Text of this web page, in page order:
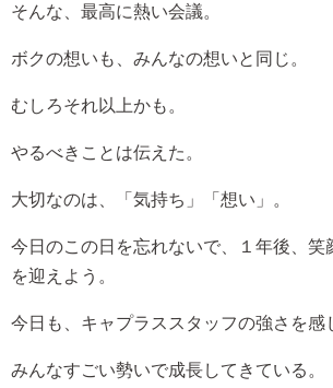
そんな、最高に熱い会議。
ボクの想いも、みんなの想いと同じ。
むしろそれ以上かも。
やるべきことは伝えた。
大切なのは、「気持ち」「想い」。
今日のこの日を忘れないで、１年後、笑
を迎えよう。
今日も、キャプラススタッフの強さを感
みんなすごい勢いで成長してきている。